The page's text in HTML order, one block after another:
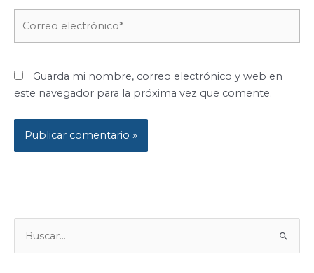
Guarda mi nombre, correo electrónico y web en
este navegador para la próxima vez que comente.
U